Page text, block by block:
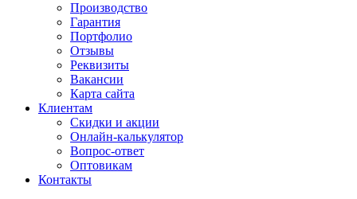
Производство
Гарантия
Портфолио
Отзывы
Реквизиты
Вакансии
Карта сайта
Клиентам
Скидки и акции
Онлайн-калькулятор
Вопрос-ответ
Оптовикам
Контакты